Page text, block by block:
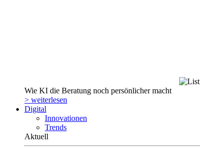
Wie KI die Beratung noch persönlicher macht
> weiterlesen
Digital
Innovationen
Trends
Aktuell